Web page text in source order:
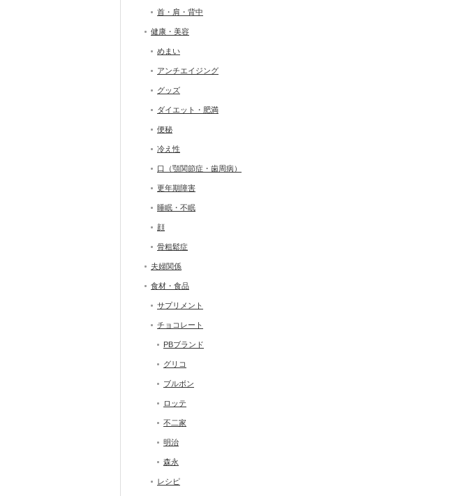
首・肩・背中
健康・美容
めまい
アンチエイジング
グッズ
ダイエット・肥満
便秘
冷え性
口（顎関節症・歯周病）
更年期障害
睡眠・不眠
顔
骨粗鬆症
夫婦関係
食材・食品
サプリメント
チョコレート
PBブランド
グリコ
ブルボン
ロッテ
不二家
明治
森永
レシピ